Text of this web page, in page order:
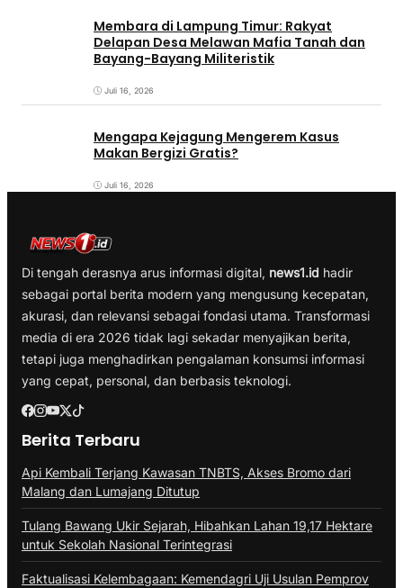
Membara di Lampung Timur: Rakyat
Delapan Desa Melawan Mafia Tanah dan
Bayang-Bayang Militeristik
Juli 16, 2026
Mengapa Kejagung Mengerem Kasus
Makan Bergizi Gratis?
Juli 16, 2026
Di tengah derasnya arus informasi digital, news1.id hadir
sebagai portal berita modern yang mengusung kecepatan,
akurasi, dan relevansi sebagai fondasi utama. Transformasi
media di era 2026 tidak lagi sekadar menyajikan berita,
tetapi juga menghadirkan pengalaman konsumsi informasi
yang cepat, personal, dan berbasis teknologi.
Berita Terbaru
Api Kembali Terjang Kawasan TNBTS, Akses Bromo dari
Malang dan Lumajang Ditutup
Tulang Bawang Ukir Sejarah, Hibahkan Lahan 19,17 Hektare
untuk Sekolah Nasional Terintegrasi
Faktualisasi Kelembagaan: Kemendagri Uji Usulan Pemprov